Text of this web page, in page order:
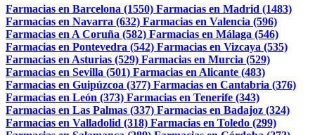
Farmacias en Barcelona (1550) Farmacias en Madrid (1483)
Farmacias en Navarra (632) Farmacias en Valencia (596)
Farmacias en A Coruña (582) Farmacias en Málaga (546)
Farmacias en Pontevedra (542) Farmacias en Vizcaya (535)
Farmacias en Asturias (529) Farmacias en Murcia (529)
Farmacias en Sevilla (501) Farmacias en Alicante (483)
Farmacias en Guipúzcoa (377) Farmacias en Cantabria (376)
Farmacias en León (373) Farmacias en Tenerife (343)
Farmacias en Las Palmas (337) Farmacias en Badajoz (324)
Farmacias en Valladolid (318) Farmacias en Toledo (299)